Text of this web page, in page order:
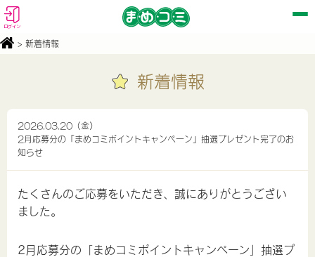
ログイン
> 新着情報
新着情報
2026.03.20（金）
2月応募分の「まめコミポイントキャンペーン」抽選プレゼント完了のお
知らせ
たくさんのご応募をいただき、誠にありがとうござい
ました。
2月応募分の「まめコミポイントキャンペーン」抽選プ